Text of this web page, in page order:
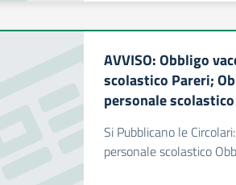
AVVISO: Obbligo
scolastico Pareri;
personale
Si Pubblicano le
personale scolastico